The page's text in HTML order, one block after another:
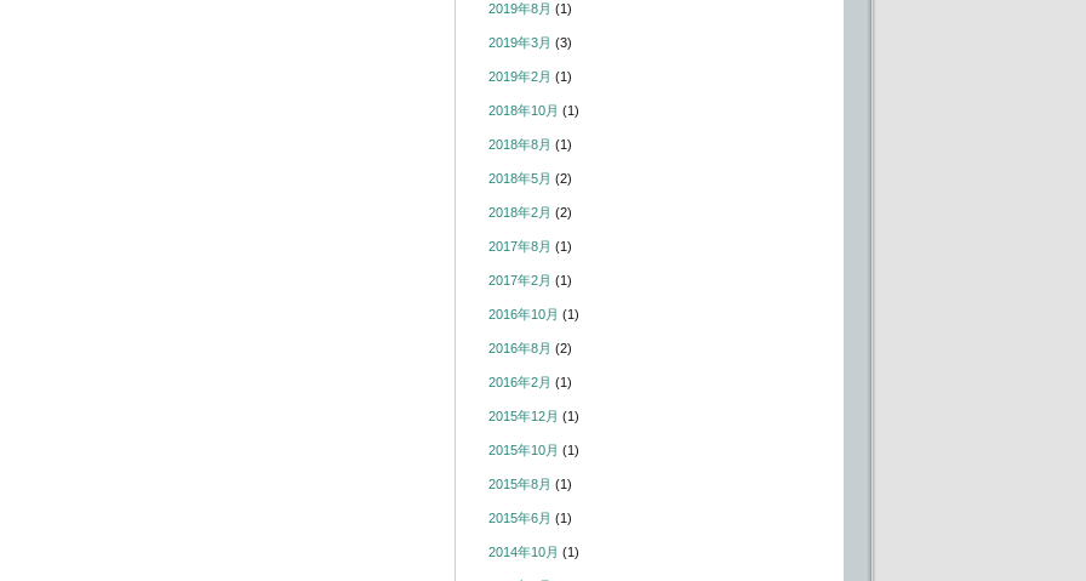
2019年8月 (1)
2019年3月 (3)
2019年2月 (1)
2018年10月 (1)
2018年8月 (1)
2018年5月 (2)
2018年2月 (2)
2017年8月 (1)
2017年2月 (1)
2016年10月 (1)
2016年8月 (2)
2016年2月 (1)
2015年12月 (1)
2015年10月 (1)
2015年8月 (1)
2015年6月 (1)
2014年10月 (1)